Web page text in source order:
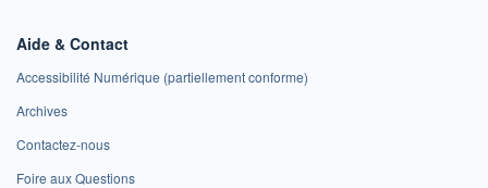
Aide & Contact
Accessibilité Numérique (partiellement conforme)
Archives
Contactez-nous
Foire aux Questions